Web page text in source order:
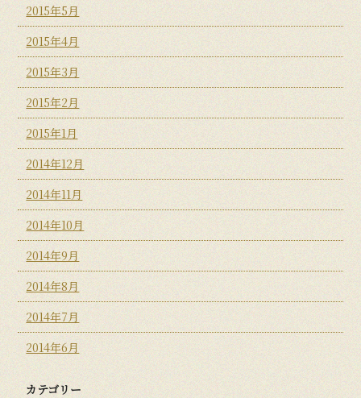
2015年5月
2015年4月
2015年3月
2015年2月
2015年1月
2014年12月
2014年11月
2014年10月
2014年9月
2014年8月
2014年7月
2014年6月
カテゴリー